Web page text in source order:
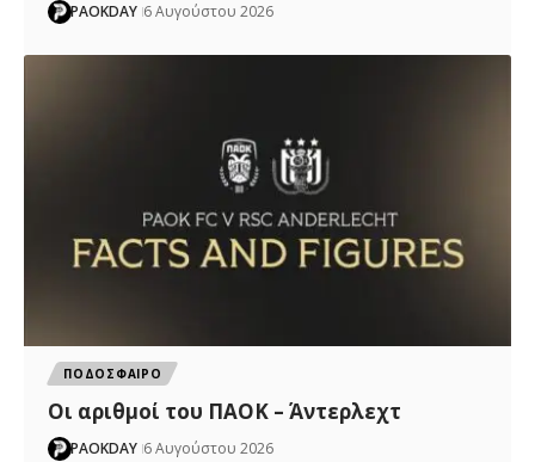
PAOKDAY 6 Αυγούστου 2026
ΠΟΔΟΣΦΑΙΡΟ
Oι αριθμοί του ΠΑΟΚ – Άντερλεχτ
PAOKDAY 6 Αυγούστου 2026